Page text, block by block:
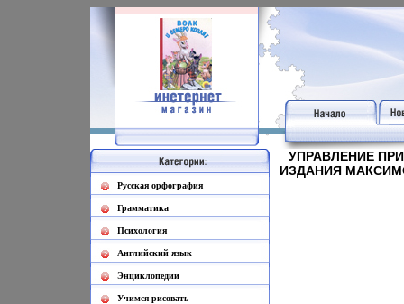
Русская орфография
Грамматика
Психология
Английский язык
Энциклопедии
Учимся рисовать
УПРАВЛЕНИЕ
ИЗДАНИЯ